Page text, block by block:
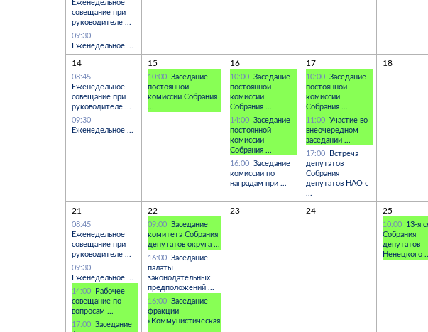
Еженедельное
совещание при
руководителе ...
09:30
Еженедельное ...
14
08:45
Еженедельное
совещание при
руководителе ...
09:30
Еженедельное ...
15
10:00 Заседание
постоянной
комиссии Собрания
16
10:00 Заседание
постоянной
комиссии
Собрания ...
14:00 Заседание
постоянной
комиссии
Собрания ...
16:00 Заседание
комиссии по
наградам при ...
17
10:00 Заседание
постоянной
комиссии
Собрания ...
11:00 Участие во
внеочередном
заседании ...
17:00
Встреча
депутатов
Собрания
депутатов НАО с
18
21
08:45
Еженедельное
совещание при
руководителе ...
09:30
Еженедельное ...
14:00
Рабочее
совещание по
вопросам ...
17:00 Заседание
22
09:00 Заседание
комитета Собрания
депутатов округа ...
16:00 Заседание
палаты
законодательных
предположений ...
16:00 Заседание
фракции
«Коммунистическая
23 24 25
10:00
13-я
Собрания
депутатов
Ненецкого ...